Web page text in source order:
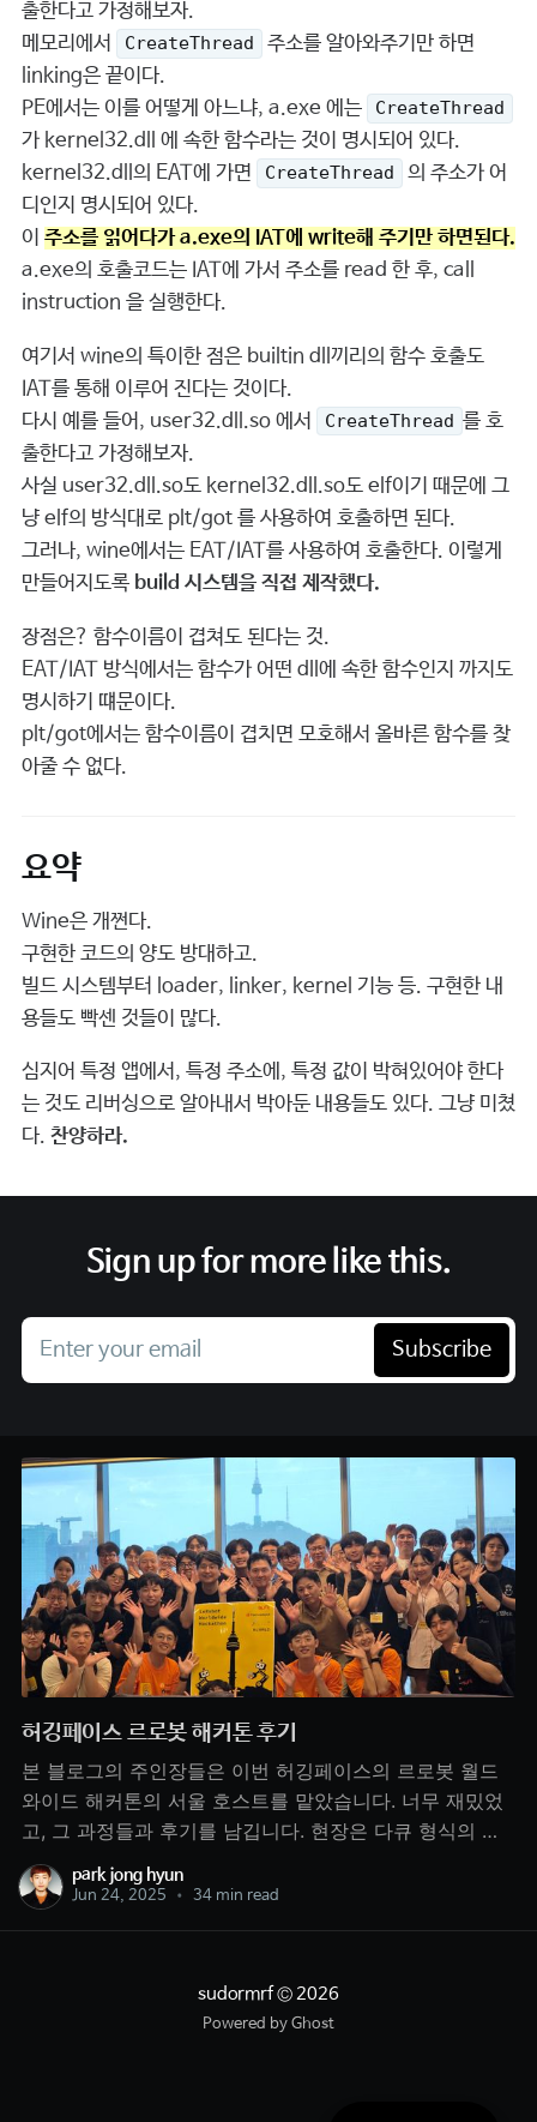
출한다고 가정해보자.
메모리에서
CreateThread
주소를 알아와주기만 하면
linking은 끝이다.
PE에서는 이를 어떻게 아느냐, a.exe 에는
CreateThread
가 kernel32.dll 에 속한 함수라는 것이 명시되어 있다.
kernel32.dll의 EAT에 가면
CreateThread
의 주소가 어
디인지 명시되어 있다.
이 주소를 읽어다가 a.exe의 IAT에 write해 주기만 하면된다.
a.exe의 호출코드는 IAT에 가서 주소를 read 한 후, call
instruction 을 실행한다.
여기서 wine의 특이한 점은 builtin dll끼리의 함수 호출도
IAT를 통해 이루어 진다는 것이다.
다시 예를 들어, user32.dll.so 에서
CreateThread 를 호
출한다고 가정해보자.
사실 user32.dll.so도 kernel32.dll.so도 elf이기 때문에 그
냥 elf의 방식대로 plt/got 를 사용하여 호출하면 된다.
그러나, wine에서는 EAT/IAT를 사용하여 호출한다. 이렇게
만들어지도록 build 시스템을 직접 제작했다.
장점은? 함수이름이 겹쳐도 된다는 것.
EAT/IAT 방식에서는 함수가 어떤 dll에 속한 함수인지 까지도
명시하기 떄문이다.
plt/got에서는 함수이름이 겹치면 모호해서 올바른 함수를 찾
아줄 수 없다.
요약
Wine은 개쩐다.
구현한 코드의 양도 방대하고.
빌드 시스템부터 loader, linker, kernel 기능 등. 구현한 내
용들도 빡센 것들이 많다.
심지어 특정 앱에서, 특정 주소에, 특정 값이 박혀있어야 한다
는 것도 리버싱으로 알아내서 박아둔 내용들도 있다. 그냥 미쳤
다. 찬양하라.
Sign up for more like this.
Enter your email Subscribe
허깅페이스 르로봇 해커톤 후기
본 블로그의 주인장들은 이번 허깅페이스의 르로봇 월드
와이드 해커톤의 서울 호스트를 맡았습니다. 너무 재밌었
고, 그 과정들과 후기를 남깁니다. 현장은 다큐 형식의 작
은 영상을 만들었으니 한번 봐주세요. 계기저는 LLM 만 하
고 있었고, Action 모델은 사실 관심이 없었습니다, 준호는
park jong hyun
Jun 24, 2025 • 34 min read
sudormrf© 2026
Powered by Ghost